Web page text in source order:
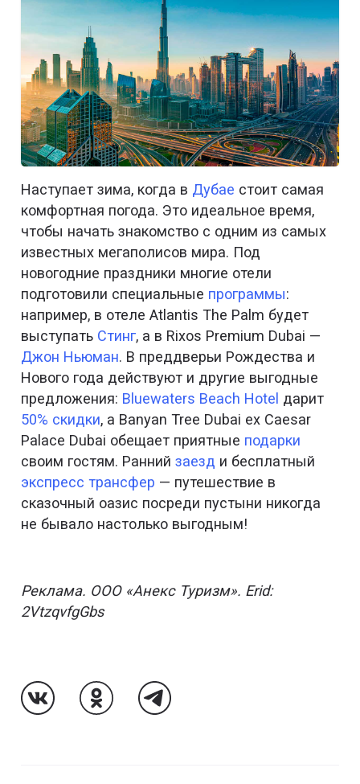
Наступает зима, когда в Дубае стоит самая
комфортная погода. Это идеальное время,
чтобы начать знакомство с одним из самых
известных мегаполисов мира. Под
новогодние праздники многие отели
подготовили специальные программы:
например, в отеле Atlantis The Palm будет
выступать Стинг, а в Rixos Premium Dubai —
Джон Ньюман. В преддверьи Рождества и
Нового года действуют и другие выгодные
предложения: Bluewaters Beach Hotel дарит
50% скидки, а Banyan Tree Dubai ex Caesar
Palace Dubai обещает приятные подарки
своим гостям. Раннийзаезд и бесплатный
экспресс трансфер — путешествие в
сказочный оазис посреди пустыни никогда
не бывало настолько выгодным!
Реклама. ООО «Анекс Туризм». Erid:
2VtzqvfgGbs